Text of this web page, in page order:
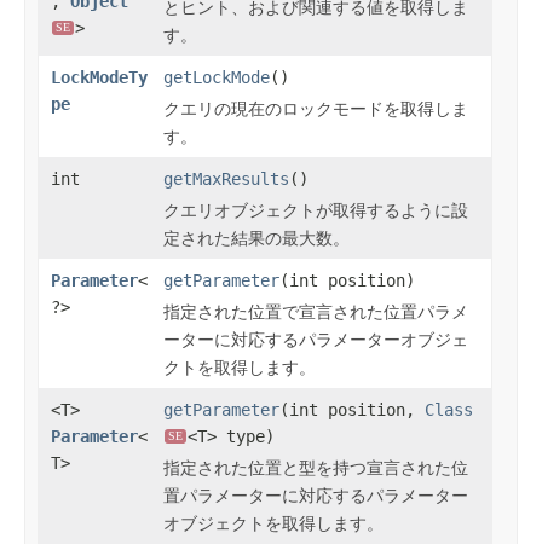
SE >
とヒント、および関連する値を取得しま
す。
LockModeTy
pe
getLockMode()
クエリの現在のロックモードを取得しま
す。
int getMaxResults ()
クエリオブジェクトが取得するように設
定された結果の最大数。
Parameter<
?>
getParameter(int position)
指定された位置で宣言された位置パラメ
ーターに対応するパラメーターオブジェ
クトを取得します。
<T>
Parameter<
T>
getParameter(int position, Class
SE <T> type)
指定された位置と型を持つ宣言された位
置パラメーターに対応するパラメーター
オブジェクトを取得します。